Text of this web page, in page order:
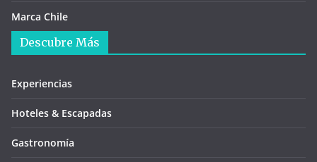
Marca Chile
Descubre Más
Experiencias
Hoteles & Escapadas
Gastronomía